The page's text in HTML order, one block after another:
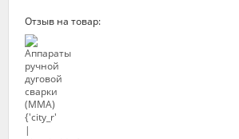
Отзыв на товар: